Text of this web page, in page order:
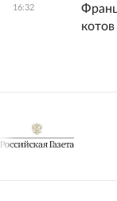
16:32